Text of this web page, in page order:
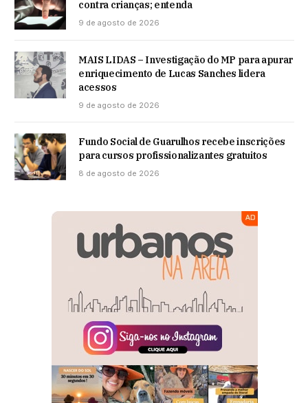
contra crianças; entenda
9 de agosto de 2026
MAIS LIDAS – Investigação do MP para apurar
enriquecimento de Lucas Sanches lidera
acessos
9 de agosto de 2026
Fundo Social de Guarulhos recebe inscrições
para cursos profissionalizantes gratuitos
8 de agosto de 2026